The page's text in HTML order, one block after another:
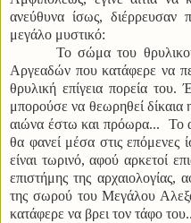
ανεύθυνα ίσως,
μεγάλο μυστικό:
Το σώμα του θρυλικού
Αργεαδών που κατάφερε να
θρυλική επίγεια πορεία
μπορούσε να θεωρηθεί
αιώνα έστω και πρόωρα... Το
θα φανεί μέσα στις
είναι τωρινό, αφού αρκετοί
επιστήμης της αρχαιολογίας,
της σωρού του Μεγάλου
κατάφερε να βρει τον τάφο